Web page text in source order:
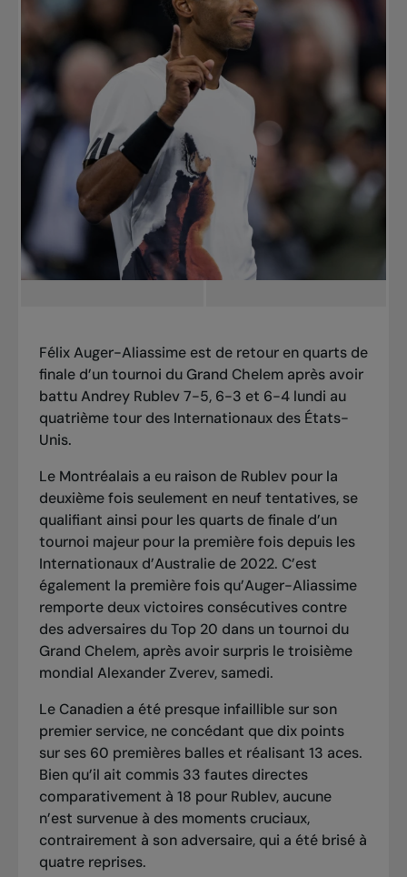
Félix Auger-Aliassime est de retour en quarts de
finale d’un tournoi du Grand Chelem après avoir
battu Andrey Rublev 7-5, 6-3 et 6-4 lundi au
quatrième tour des Internationaux des États-
Unis.
Le Montréalais a eu raison de Rublev pour la
deuxième fois seulement en neuf tentatives, se
qualifiant ainsi pour les quarts de finale d’un
tournoi majeur pour la première fois depuis les
Internationaux d’Australie de 2022. C’est
également la première fois qu’Auger-Aliassime
remporte deux victoires consécutives contre
des adversaires du Top 20 dans un tournoi du
Grand Chelem, après avoir surpris le troisième
mondial Alexander Zverev, samedi.
Le Canadien a été presque infaillible sur son
premier service, ne concédant que dix points
sur ses 60 premières balles et réalisant 13 aces.
Bien qu’il ait commis 33 fautes directes
comparativement à 18 pour Rublev, aucune
n’est survenue à des moments cruciaux,
contrairement à son adversaire, qui a été brisé à
quatre reprises.